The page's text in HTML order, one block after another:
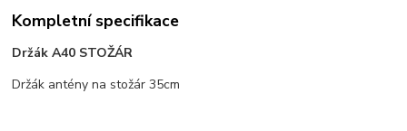
Kompletní specifikace
Držák A40 STOŽÁR
Držák antény na stožár 35cm